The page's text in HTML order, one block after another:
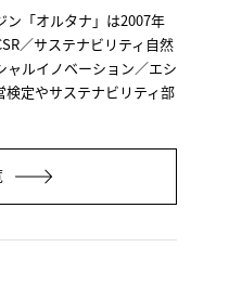
「オルタナ」は2007年
／サステナビリティ自然
ャルイノベーション／エシ
定やサステナビリティ部